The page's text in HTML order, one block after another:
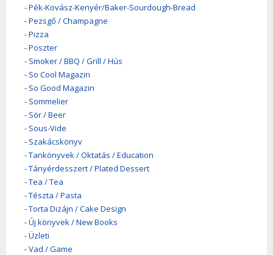
-Pék-Kovász-Kenyér/Baker-Sourdough-Bread
-Pezsgő / Champagne
-Pizza
-Poszter
- Smoker / BBQ / Grill / Hús
- So Cool Magazin
- So Good Magazin
- Sommelier
- Sör / Beer
- Sous-Vide
- Szakácskönyv
-Tankönyvek / Oktatás / Education
-Tányérdesszert / Plated Dessert
-Tea / Tea
-Tészta / Pasta
-Torta Dizájn / Cake Design
-Új könyvek / New Books
-Üzleti
-Vad / Game